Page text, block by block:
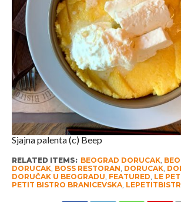
Sjajna palenta (c) Beep
RELATED ITEMS: BEOGRAD DORUCAK,
DORUCAK, BOSS RESTORAN, DORUCAK,
DORUČAK U BEOGRADU, FEATURED, LE
PETIT BISTRO BRANICEVSKA,